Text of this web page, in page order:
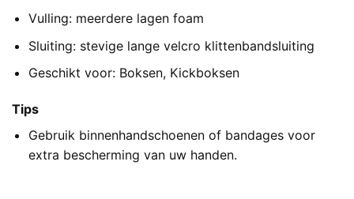
Vulling: meerdere lagen foam
Sluiting: stevige lange velcro klittenbandsluiting
Geschikt voor: Boksen, Kickboksen
Tips
Gebruik binnenhandschoenen of bandages voor
extra bescherming van uw handen.